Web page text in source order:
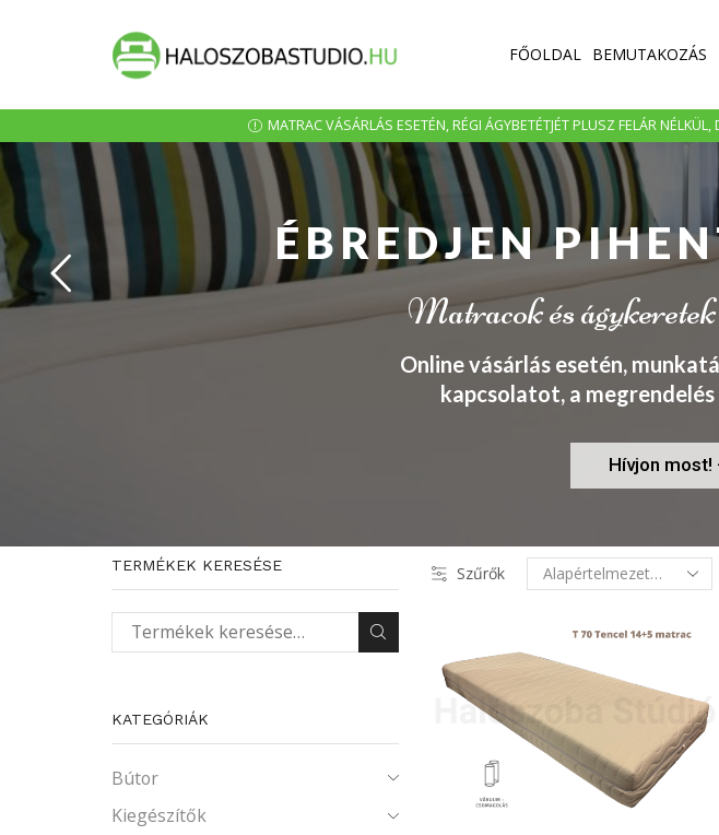
FŐOLDAL BEMUTAKOZÁS
MATRAC VÁSÁRLÁS ESETÉN, RÉGI ÁGYBETÉTJÉT PLUSZ FELÁR
ÉBREDJEN
Matracok és
Online vásárlás esetén,
kapcsolatot, a
Hívjon
Szűrők
TERMÉKEK KERESÉSE
Keresés a következőre:
KATEGÓRIÁK
Bútor
Kiegészítők